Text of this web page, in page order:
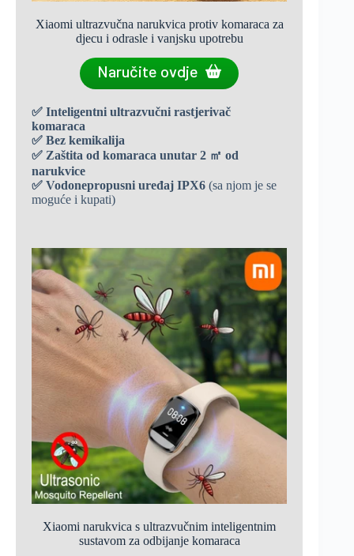
Xiaomi ultrazvučna narukvica protiv komaraca za
djecu i odrasle i vanjsku upotrebu
Naručite ovdje
✅ Inteligentni ultrazvučni rastjerivač
komaraca
✅ Bez kemikalija
✅ Zaštita od komaraca unutar 2 ㎡ od
narukvice
✅ Vodonepropusni uređaj IPX6 (sa njom je se
moguće i kupati)
Xiaomi narukvica s ultrazvučnim inteligentnim
sustavom za odbijanje komaraca